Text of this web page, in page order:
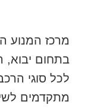
מרכז המנוע
בתחום יבוא,
לכל סוגי
מתקדמים